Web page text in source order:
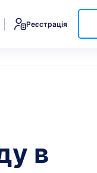
Реєстрація
в